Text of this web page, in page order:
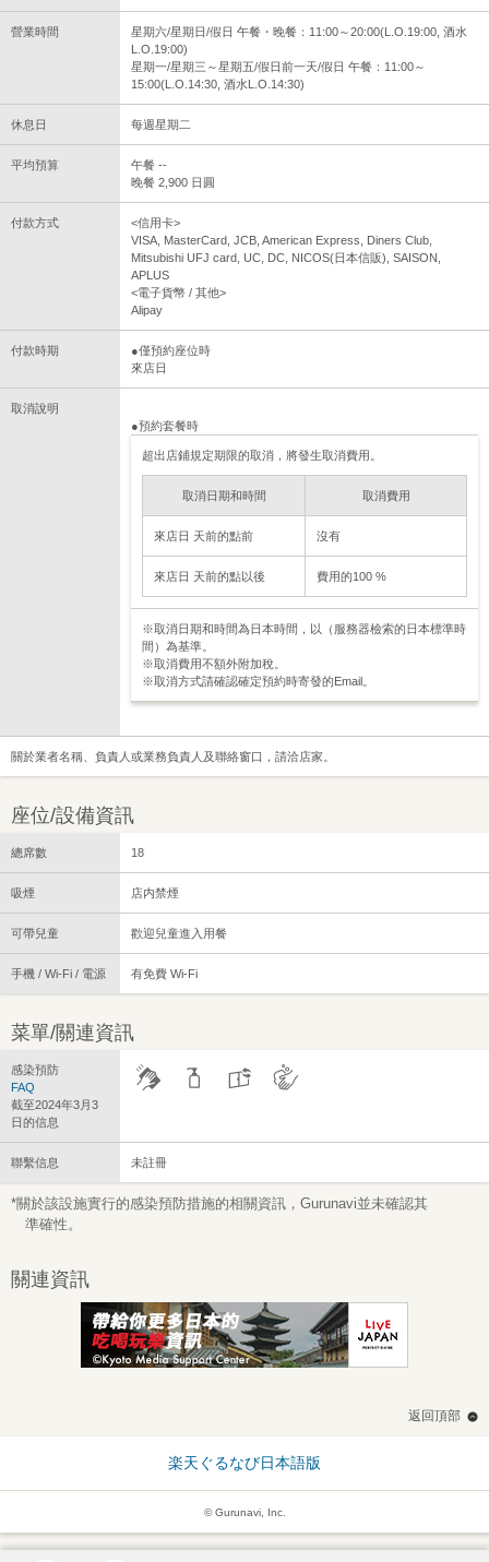
營業時間
星期六/星期日/假日 午餐・晚餐：11:00～20:00(L.O.19:00, 酒水
L.O.19:00)
星期一/星期三～星期五/假日前一天/假日 午餐：11:00～
15:00(L.O.14:30, 酒水L.O.14:30)
休息日 每週星期二
平均預算
午餐 --
晚餐 2,900 日圓
付款方式
<信用卡>
VISA, MasterCard, JCB, American Express, Diners Club,
Mitsubishi UFJ card, UC, DC, NICOS(日本信販), SAISON,
APLUS
<電子貨幣 / 其他>
Alipay
付款時期
●僅預約座位時
來店日
取消說明
●預約套餐時
超出店鋪規定期限的取消，將發生取消費用。
取消日期和時間 取消費用
來店日 天前的點前 沒有
來店日 天前的點以後 費用的100 %
※取消日期和時間為日本時間，以（服務器檢索的日本標準時
間）為基準。
※取消費用不額外附加稅。
※取消方式請確認確定預約時寄發的Email。
關於業者名稱、負責人或業務負責人及聯絡窗口，請洽店家。
座位/設備資訊
總席數 18
吸煙 店内禁煙
可帶兒童 歡迎兒童進入用餐
手機 / Wi-Fi / 電源 有免費 Wi-Fi
菜單/關連資訊
感染預防
FAQ
截至2024年3月3
日的信息
聯繫信息 未註冊
*關於該設施實行的感染預防措施的相關資訊，Gurunavi並未確認其
準確性。
關連資訊
返回頂部
楽天ぐるなび日本語版
© Gurunavi, Inc.